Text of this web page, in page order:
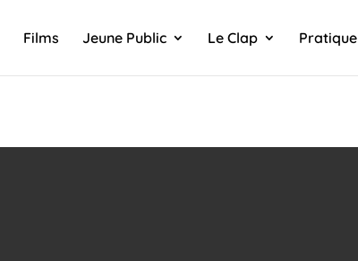
Films Jeune Public Le Clap Pratique